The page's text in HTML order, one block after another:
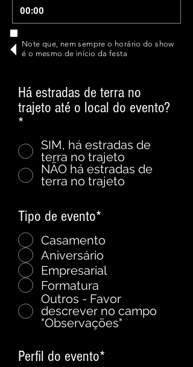
00:00
Note que, nem sempre o horário do show
é o mesmo de início da festa
Há estradas de terra no
trajeto até o local do evento?
*
SIM, há estradas de
terra no trajeto
NÃO há estradas de
terra no trajeto
Tipo de evento*
Casamento
Aniversário
Empresarial
Formatura
Outros - Favor
descrever no campo
"Observações"
Perfil do evento*